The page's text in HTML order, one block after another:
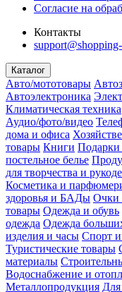
Согласие на
Контакты
Каталог
Авто/мототовары
Автоэлектроника
Климатическая техника
Аудио/фото/видео
дома и офиса
товары Книги
постельное белье
для творчества и
Косметика и
здоровья и БАДы Очки
товары Одежда и обувь
одежда Одежда
изделия и часы Спорт
Туристические товары
материалы
Водоснабжение и
Металлопродукция